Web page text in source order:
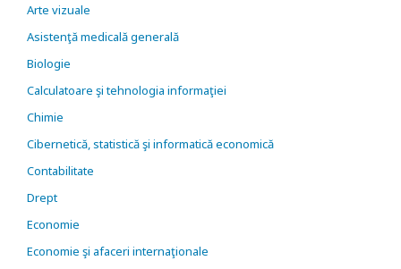
Arte vizuale
Asistenţă medicală generală
Biologie
Calculatoare şi tehnologia informaţiei
Chimie
Cibernetică, statistică şi informatică economică
Contabilitate
Drept
Economie
Economie şi afaceri internaţionale